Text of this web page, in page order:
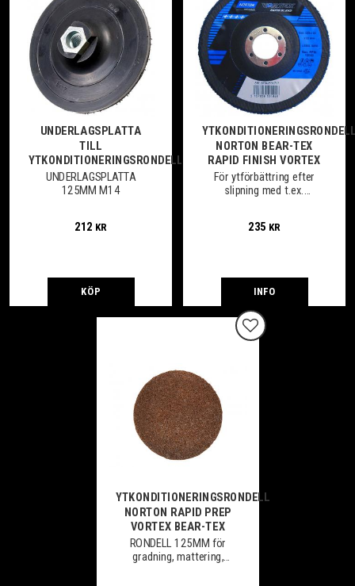
UNDERLAGSPLATTA
TILL
YTKONDITIONERINGSRONDELL
UNDERLAGSPLATTA
125MM M14
212 KR
KÖP
NORTON BEAR-TEX
RAPID FINISH VORTEX
För ytförbättring efter
slipning med t.ex.
uppnå slutlig ytfinhet.
235 KR
INFO
YTKONDITIONERINGSRONDELL
NORTON RAPID PREP
VORTEX BEAR-TEX
RONDELL 125MM för
gradning, mattering,
Lägg till i favoriter